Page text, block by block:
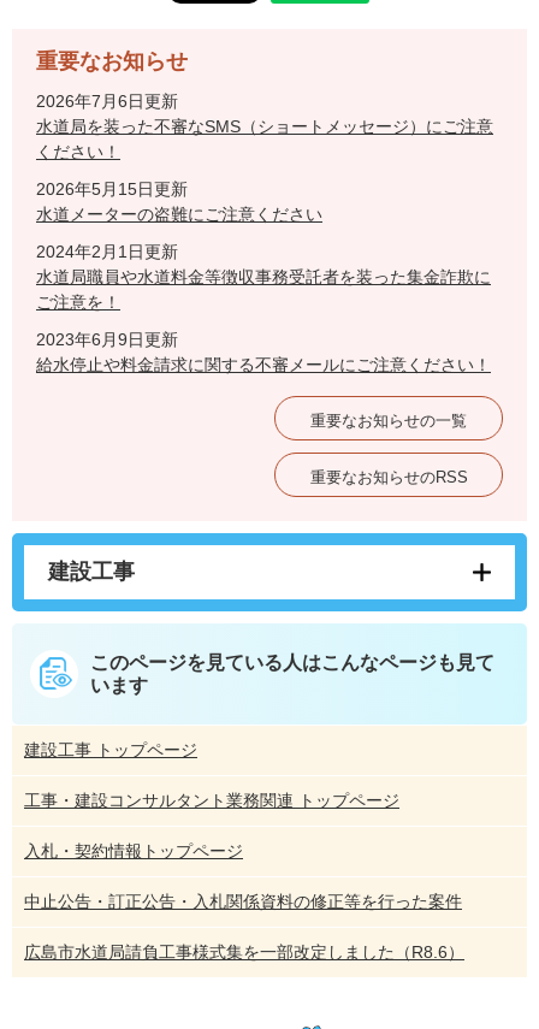
重要なお知らせ
2026年7月6日更新
水道局を装った不審なSMS（ショートメッセージ）にご注意
ください！
2026年5月15日更新
水道メーターの盗難にご注意ください
2024年2月1日更新
水道局職員や水道料金等徴収事務受託者を装った集金詐欺に
ご注意を！
2023年6月9日更新
給水停止や料金請求に関する不審メールにご注意ください！
重要なお知らせの一覧
重要なお知らせのRSS
建設工事
このページを見ている人はこんなページも見て
います
建設工事 トップページ
工事・建設コンサルタント業務関連 トップページ
入札・契約情報トップページ
中止公告・訂正公告・入札関係資料の修正等を行った案件
広島市水道局請負工事様式集を一部改定しました（R8.6）